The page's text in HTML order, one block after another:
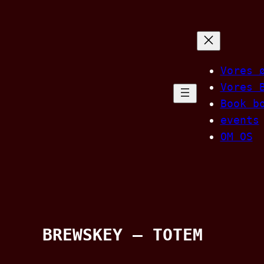
Vores
Vores
Book
events
OM OS
BREWSKEY – TOTEM